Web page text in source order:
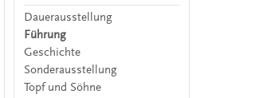
Dauerausstellung
Führung
Geschichte
Sonderausstellung
Topf und Söhne